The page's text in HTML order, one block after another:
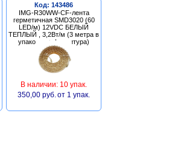
Код: 143486
IMG-R30WW-CF-лента
герметичная SMD3020 (60
LED/м) 12VDC БЕЛЫЙ
ТЕПЛЫЙ , 3,2Вт/м (3 метра в
упаковке + фурнитура)
В наличии: 10 упак.
350,00 руб. от 1 упак.